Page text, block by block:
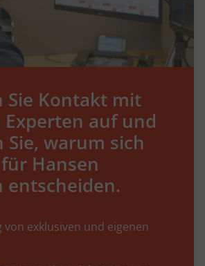
Sie Kontakt mit
auf und
Sie, warum sich
Hansen
entscheiden.
von exklusiven und eigenen